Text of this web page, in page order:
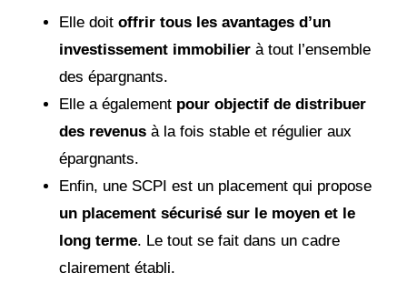
Elle doit offrir tous les avantages d’un
investissement immobilier à tout l’ensemble
des épargnants.
Elle a également pour objectif de distribuer
des revenus à la fois stable et régulier aux
épargnants.
Enfin, une SCPI est un placement qui propose
un placement sécurisé sur le moyen et le
long terme. Le tout se fait dans un cadre
clairement établi.